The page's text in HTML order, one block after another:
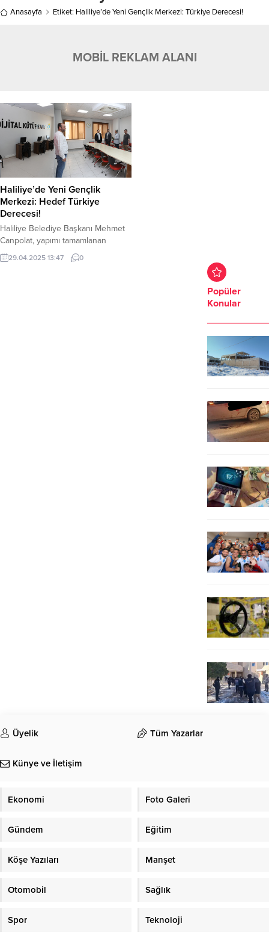
Anasayfa Etiket: Haliliye’de Yeni Gençlik Merkezi: Türkiye Derecesi!
MOBİL REKLAM ALANI
Haliliye’de Yeni Gençlik
Merkezi: Hedef Türkiye
Derecesi!
Haliliye Belediye Başkanı Mehmet
Canpolat, yapımı tamamlanan
Bahçelievler Eğitim ve Gençlik
Merkezi’nde incelemelerde
29.04.2025 13:47 0
Popüler
Konular
Üyelik Tüm Yazarlar
Künye ve İletişim
Ekonomi Foto Galeri
Gündem Eğitim
Köşe Yazıları Manşet
Otomobil Sağlık
Spor Teknoloji